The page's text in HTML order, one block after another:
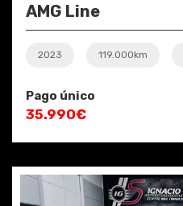
AMG Line
2023 119.000km
Pago único
35.990€